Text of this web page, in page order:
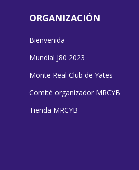
ORGANIZACIÓN
Bienvenida
Mundial J80 2023
Monte Real Club de Yates
Comité organizador MRCYB
Tienda MRCYB